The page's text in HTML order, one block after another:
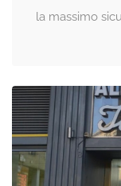
la massimo